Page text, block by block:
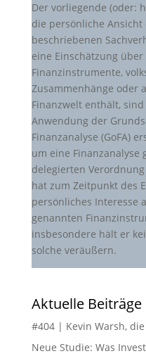
Der vorliegende (oder:
die persönliche
beschriebenen
eine Einschätzung
Finanzinstrumente,
Zusammenhänge oder
Finanzwelt enthält,
Anwendung der
Finanzanalyse (GoFA)
um eine Finanzanalyse
delegierten Verordnung
hat zum Zeitpunkt des
persönliches Interesse
genannten
insbesondere hält er
solche veräußern.
Aktuelle Beiträge
#404 | Kevin Warsh,
Neue Studie: Was